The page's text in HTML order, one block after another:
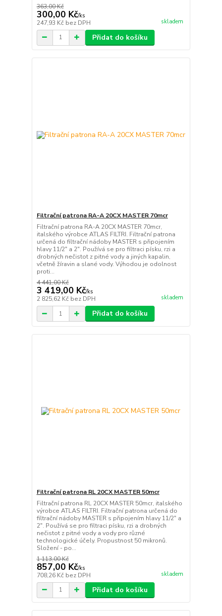
363,00 Kč
300,00 Kč/ks
247,93 Kč bez DPH skladem
Přidat do košíku
Filtrační patrona RA-A 20CX MASTER 70mcr
Filtrační patrona RA-A 20CX MASTER 70mcr,
italského výrobce ATLAS FILTRI. Filtrační patrona
určená do filtrační nádoby MASTER s připojením
hlavy 11/2" a 2". Používá se pro filtraci písku, rzi a
drobných nečistot z pitné vody a jiných kapalin,
včetně žíravin a slané vody. Výhodou je odolnost
proti...
4 441,00 Kč
3 419,00 Kč/ks
2 825,62 Kč bez DPH skladem
Přidat do košíku
Filtrační patrona RL 20CX MASTER 50mcr
Filtrační patrona RL 20CX MASTER 50mcr, italského
výrobce ATLAS FILTRI. Filtrační patrona určená do
filtrační nádoby MASTER s připojením hlavy 11/2" a
2". Používá se pro filtraci písku, rzi a drobných
nečistot z pitné vody a vody pro různé
technologické účely. Propustnost 50 mikronů.
Složení - po...
1 113,00 Kč
857,00 Kč/ks
708,26 Kč bez DPH skladem
Přidat do košíku